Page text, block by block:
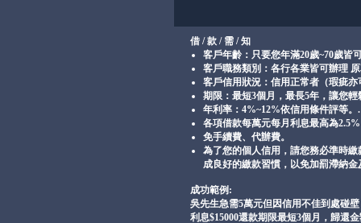
借 / 款 / 需 / 知
客戶年齡：只要您年滿20歲~70歲皆
客戶職務類別：各行各業皆可辦理
客戶信用狀況：信用正常者（瑕疵亦
期限：最短3個月，最長5年，讓您
年利率：4%~12%依信用條件評等。.
各項借款每萬元每月利息最高為
免手續費、代辦費。
為了您的個人信用，請您務必準時
成良好的繳款習慣，以免加罰滯納
成功範例:
吳先生急需5萬元但因信用不佳到處碰
利息$15000還款期限最短3個月，歸還